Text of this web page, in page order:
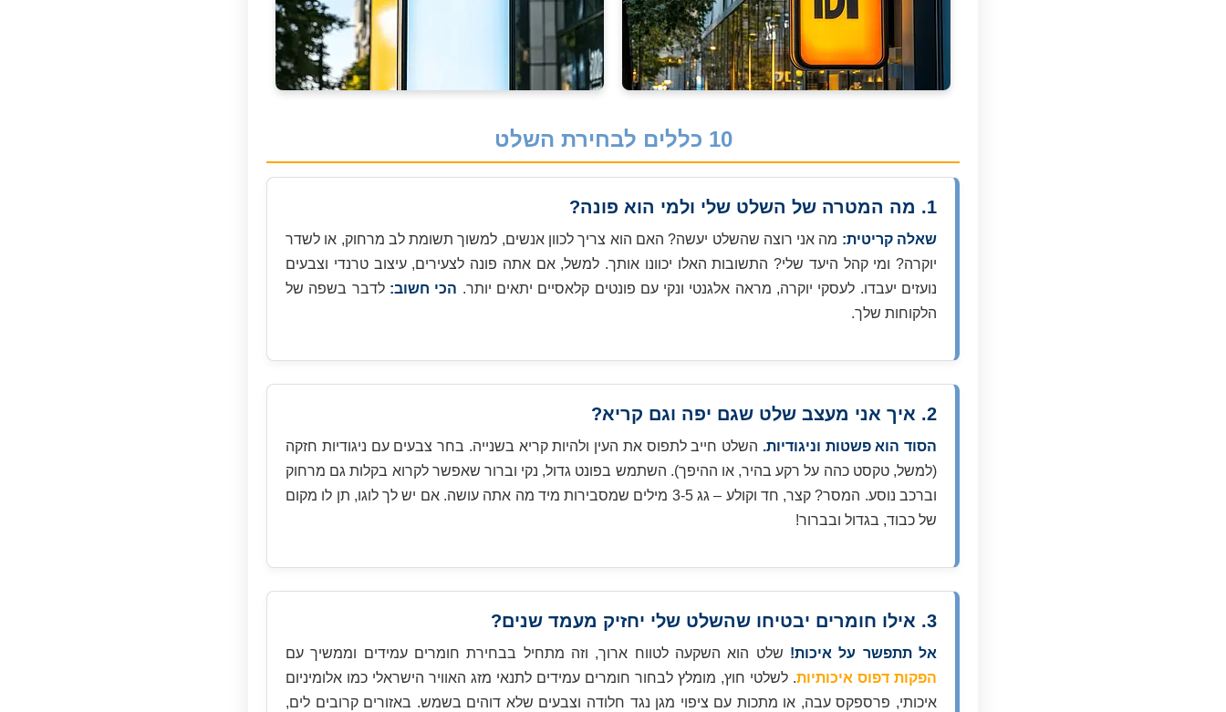
10 כללים לבחירת השלט
1. מה המטרה של השלט שלי ולמי הוא פונה?
שאלה קריטית: מה אני רוצה שהשלט יעשה? האם הוא צריך לכוון אנשים, למשוך תשומת לב מרחוק, או לשדר
יוקרה? ומי קהל היעד שלי? התשובות האלו יכוונו אותך. למשל, אם אתה פונה לצעירים, עיצוב טרנדי וצבעים
נועזים יעבדו. לעסקי יוקרה, מראה אלגנטי ונקי עם פונטים קלאסיים יתאים יותר. הכי חשוב: לדבר בשפה של
הלקוחות שלך.
2. איך אני מעצב שלט שגם יפה וגם קריא?
הסוד הוא פשטות וניגודיות. השלט חייב לתפוס את העין ולהיות קריא בשנייה. בחר צבעים עם ניגודיות חזקה
(למשל, טקסט כהה על רקע בהיר, או ההיפך). השתמש בפונט גדול, נקי וברור שאפשר לקרוא בקלות גם מרחוק
וברכב נוסע. המסר? קצר, חד וקולע – גג 3-5 מילים שמסבירות מיד מה אתה עושה. אם יש לך לוגו, תן לו מקום
של כבוד, בגדול ובברור!
3. אילו חומרים יבטיחו שהשלט שלי יחזיק מעמד שנים?
אל תתפשר על איכות! שלט הוא השקעה לטווח ארוך, וזה מתחיל בבחירת חומרים עמידים וממשיך עם
הפקות דפוס איכותיות. לשלטי חוץ, מומלץ לבחור חומרים עמידים לתנאי מזג האוויר הישראלי כמו אלומיניום
איכותי, פרספקס עבה, או מתכות עם ציפוי מגן נגד חלודה וצבעים שלא דוהים בשמש. באזורים קרובים לים,